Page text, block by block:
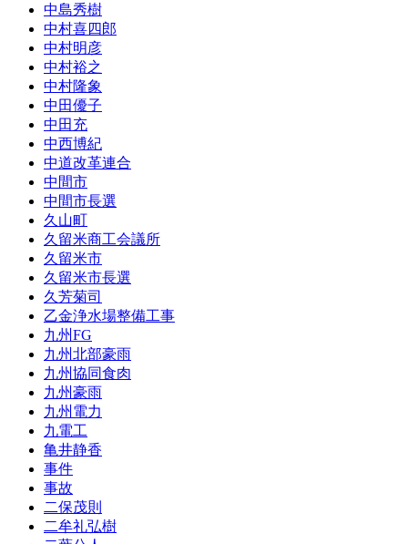
中島秀樹
中村喜四郎
中村明彦
中村裕之
中村隆象
中田優子
中田充
中西博紀
中道改革連合
中間市
中間市長選
久山町
久留米商工会議所
久留米市
久留米市長選
久芳菊司
乙金浄水場整備工事
九州FG
九州北部豪雨
九州協同食肉
九州豪雨
九州電力
九電工
亀井静香
事件
事故
二保茂則
二牟礼弘樹